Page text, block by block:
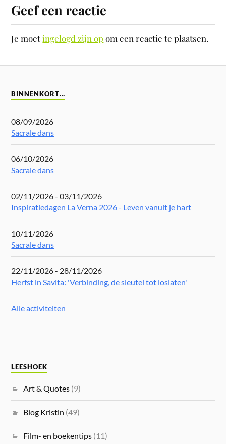
Geef een reactie
Je moetingelogd zijn op om een reactie te plaatsen.
BINNENKORT…
08/09/2026
Sacrale dans
06/10/2026
Sacrale dans
02/11/2026 - 03/11/2026
Inspiratiedagen La Verna 2026 - Leven vanuit je hart
10/11/2026
Sacrale dans
22/11/2026 - 28/11/2026
Herfst in Savita: 'Verbinding, de sleutel tot loslaten'
Alle activiteiten
LEESHOEK
Art & Quotes (9)
Blog Kristin (49)
Film- en boekentips (11)